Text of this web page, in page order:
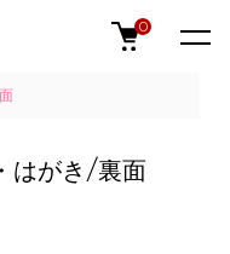
0
はがき/裏面